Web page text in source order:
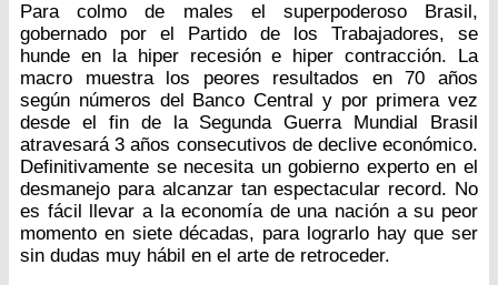
Para colmo de males el superpoderoso Brasil,
gobernado por el Partido de los Trabajadores, se
hunde en la hiper recesión e hiper contracción. La
macro muestra los peores resultados en 70 años
según números del Banco Central y por primera vez
desde el fin de la Segunda Guerra Mundial Brasil
atravesará 3 años consecutivos de declive económico.
Definitivamente se necesita un gobierno experto en el
desmanejo para alcanzar tan espectacular record. No
es fácil llevar a la economía de una nación a su peor
momento en siete décadas, para lograrlo hay que ser
sin dudas muy hábil en el arte de retroceder.